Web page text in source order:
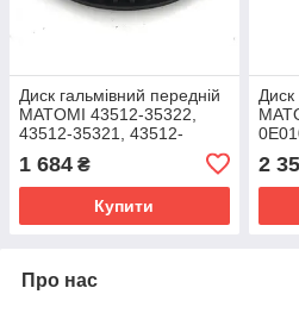
Диск гальмівний передній
MATOMI 43512-35322,
43512-35321, 43512-
1 684 ₴
Купити
Диск
2
Про нас